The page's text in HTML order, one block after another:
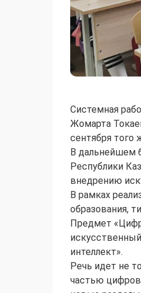
Системная
Жомарта
сентября того
В дальнейшем
Республики
внедрению
В рамках
образования,
Предмет
интеллект».
Речь идет не
частью